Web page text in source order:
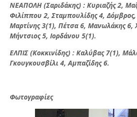
ΝΕΑΠΟΛΗ (Σαριδάκης) : Κυριαζής 2,
Φιλίππου 2, Σταμπουλίδης 4,
Μαρτίνης 3(1), Πέτσα 6, Μανωλάκης 6,
Μήντσιος 5, Ιορδάνου 5(1).
ΕΛΠΙΣ (Κοκκινίδης) : Καλύβας 7(1),
Γκουγκουσβίλι 4, Αμπαζίδης 6.
Φωτογραφίες